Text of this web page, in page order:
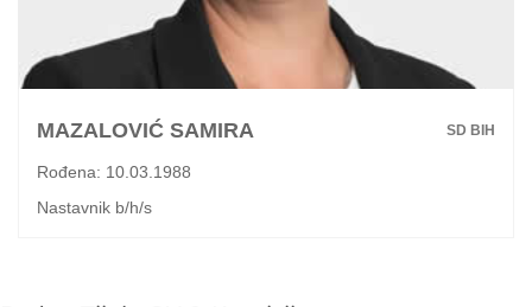
MAZALOVIĆ SAMIRA SD BIH
Rođena: 10.03.1988
Nastavnik b/h/s